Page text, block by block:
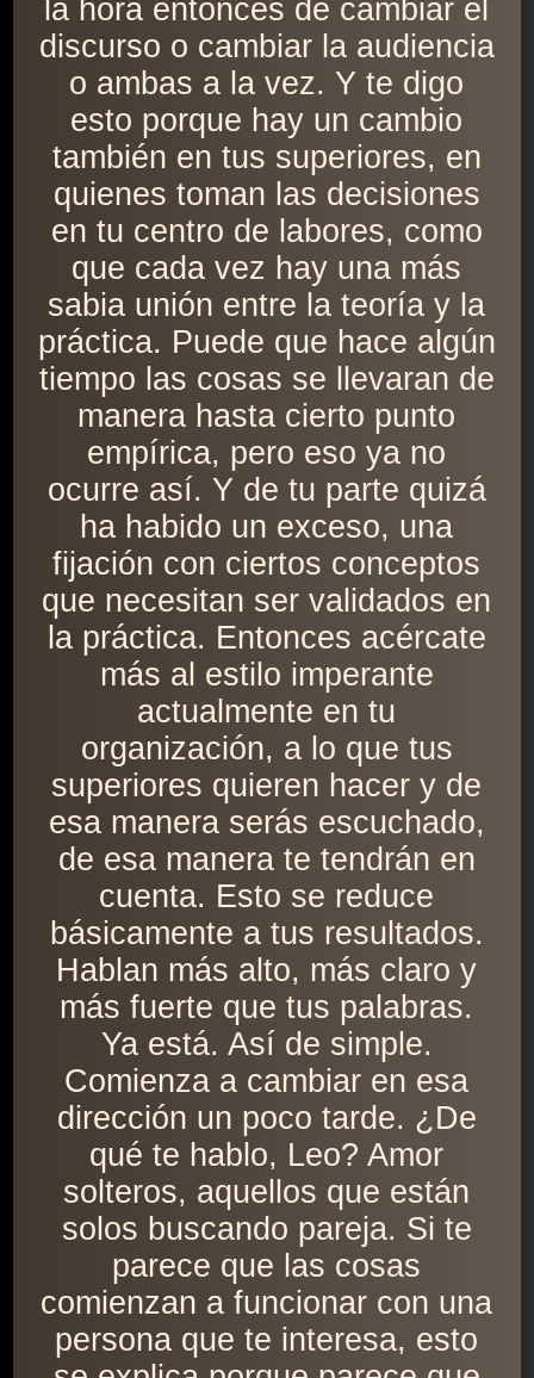
la hora entonces de cambiar el
discurso o cambiar la audiencia
o ambas a la vez. Y te digo
esto porque hay un cambio
también en tus superiores, en
quienes toman las decisiones
en tu centro de labores, como
que cada vez hay una más
sabia unión entre la teoría y la
práctica. Puede que hace algún
tiempo las cosas se llevaran de
manera hasta cierto punto
empírica, pero eso ya no
ocurre así. Y de tu parte quizá
ha habido un exceso, una
fijación con ciertos conceptos
que necesitan ser validados en
la práctica. Entonces acércate
más al estilo imperante
actualmente en tu
organización, a lo que tus
superiores quieren hacer y de
esa manera serás escuchado,
de esa manera te tendrán en
cuenta. Esto se reduce
básicamente a tus resultados.
Hablan más alto, más claro y
más fuerte que tus palabras.
Ya está. Así de simple.
Comienza a cambiar en esa
dirección un poco tarde. ¿De
qué te hablo, Leo? Amor
solteros, aquellos que están
solos buscando pareja. Si te
parece que las cosas
comienzan a funcionar con una
persona que te interesa, esto